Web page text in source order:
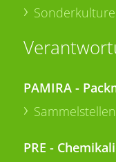
PAMIRA -
PRE -